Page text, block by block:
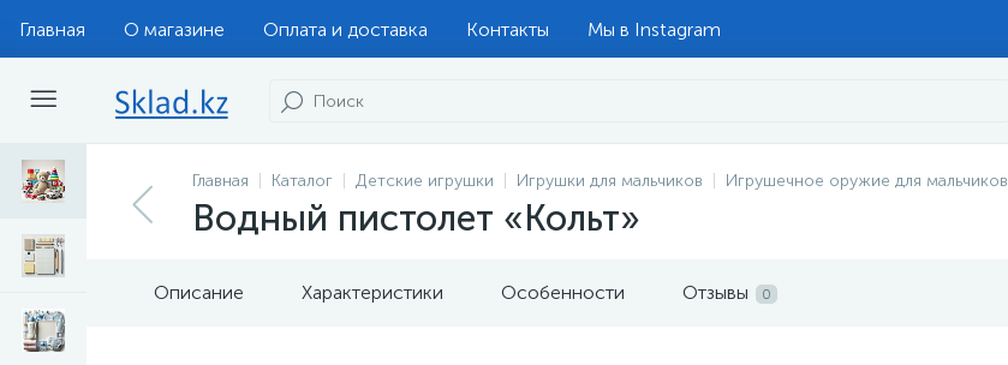
Главная О магазине Оплата и доставка Контакты Мы в Instagram
Главная Каталог Детские игрушки Игрушки для мальчиков Игрушечное оружие для мальчиков
Водный пистолет «Кольт»
Описание Характеристики Особенности Отзывы 0